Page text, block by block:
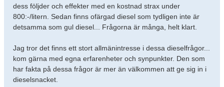
dess följder och effekter med en kostnad strax under
800:-/litern. Sedan finns ofärgad diesel som tydligen inte är
detsamma som gul diesel... Frågorna är många, helt klart.
Jag tror det finns ett stort allmänintresse i dessa dieselfrågor...
kom gärna med egna erfarenheter och synpunkter. Den som
har fakta på dessa frågor är mer än välkommen att ge sig in i
dieselsnacket.